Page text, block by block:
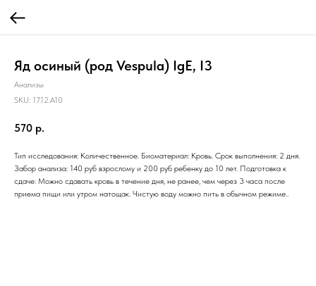
Яд осиный (род Vespula) IgE, I3
Анализы
SKU: 17.12.A10
570 р.
Тип исследования: Количественное. Биоматериал: Кровь. Срок выполнения: 2 дня.
Забор анализа: 140 руб взрослому и 200 руб ребенку до 10 лет. Подготовка к
сдаче: Можно сдавать кровь в течение дня, не ранее, чем через 3 часа после
приема пищи или утром натощак. Чистую воду можно пить в обычном режиме..